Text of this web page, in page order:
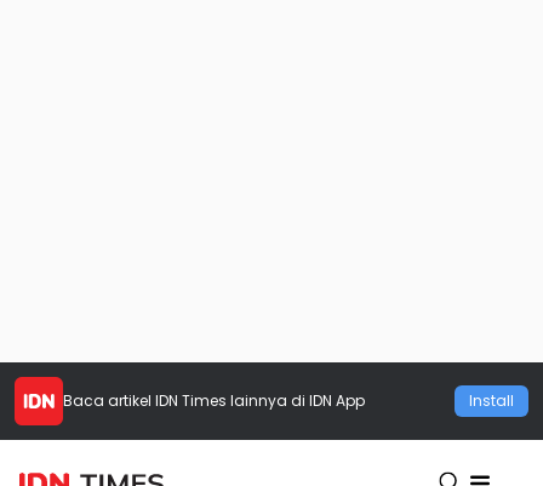
Baca artikel IDN Times lainnya di IDN App Install